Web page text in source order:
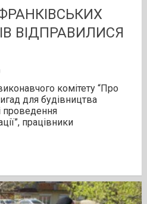
ВІДПРАВИЛИСЯ
комітету “Про
для будівництва
проведення
працівники